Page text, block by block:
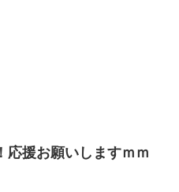
応援お願いしますｍｍ